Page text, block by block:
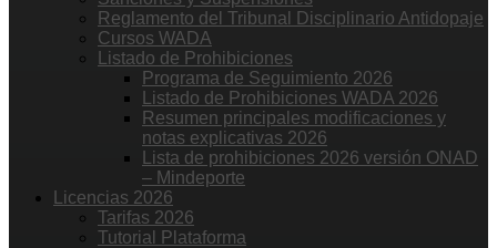
Reglamento del Tribunal Disciplinario Antidopaje
Cursos WADA
Listado de Prohibiciones
Programa de Seguimiento 2026
Listado de Prohibiciones WADA 2026
Resumen principales modificaciones y
notas explicativas 2026
Lista de prohibiciones 2026 versión ONAD
– Mindeporte
Licencias 2026
Tarifas 2026
Tutorial Plataforma